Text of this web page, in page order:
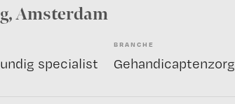
, Amsterdam
specialist
BRANCHE
Gehandicaptenzorg